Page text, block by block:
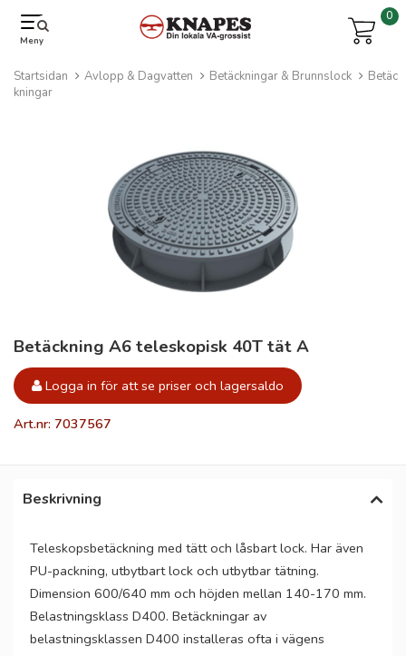
Meny
0
Startsidan Avlopp & Dagvatten Betäckningar & Brunnslock
Betäc
kningar
Betäckning A6 teleskopisk 40T tät A
Logga in för att se priser och lagersaldo
Art.nr: 7037567
Beskrivning
Teleskopsbetäckning med tätt och låsbart lock. Har även
PU-packning, utbytbart lock och utbytbar tätning.
Dimension 600/640 mm och höjden mellan 140-170 mm.
Belastningsklass D400. Betäckningar av
belastningsklassen D400 installeras ofta i vägens